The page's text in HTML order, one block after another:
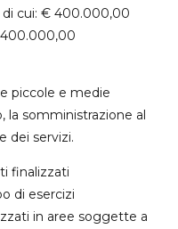
cui: € 400.000,00
400.000,00
piccole e medie
la somministrazione al
dei servizi.
finalizzati
di esercizi
in aree soggette a